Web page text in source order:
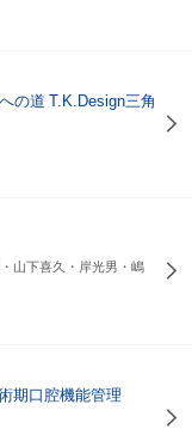
の道 T.K.Design三角
山下喜久・岸光男・嶋
期口腔機能管理